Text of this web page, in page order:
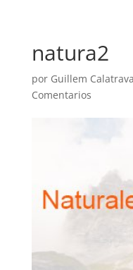
natura2
por Guillem Calatrava
Comentarios